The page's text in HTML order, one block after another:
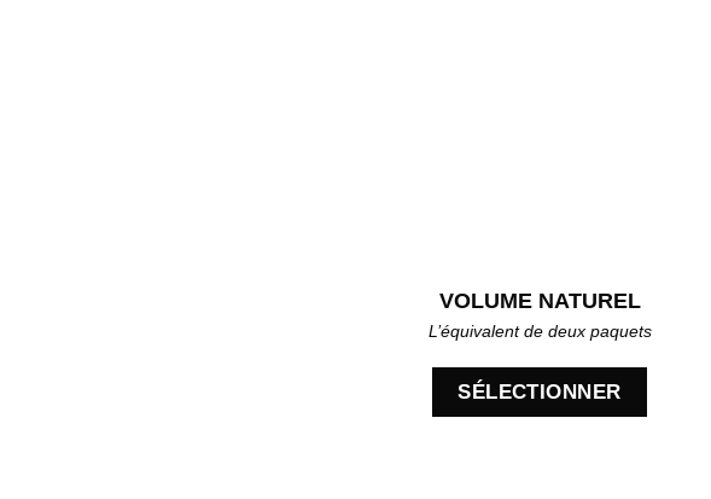
VOLUME NATUREL
L’équivalent de deux paquets
SÉLECTIONNER